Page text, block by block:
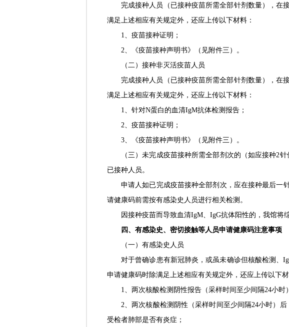
完成接种人员（已接种疫苗所需全部针剂数量），在
满足上述相应有关规定外，还应上传以下材料：
1、疫苗接种证明；
2、《疫苗接种声明书》（见附件三）。
（二）接种非灭活疫苗人员
完成接种人员（已接种疫苗所需全部针剂数量），在
满足上述相应有关规定外，还应上传以下材料：
1、针对N蛋白的血清IgM抗体检测报告；
2、疫苗接种证明；
3、《疫苗接种声明书》（见附件三）。
（三）未完成疫苗接种所需全部剂次的（如应接种2
已接种人员。
申请人如已完成疫苗接种全部剂次，应在接种最后一
请健康码前需按有感染史人员进行相关检测。
因接种疫苗而导致血清IgM、IgG抗体阳性的，我馆将
四、有感染史、密切接触等人员申请健康码注意事项
（一）有感染史人员
对于曾确诊患有新冠肺炎，或虽未确诊但核酸检测、
申请健康码时除满足上述相应有关规定外，还应上传以下材
1、两次核酸检测阴性报告（采样时间至少间隔24小时
2、两次核酸检测阴性（采样时间至少间隔24小时）
受检者肺部是否有炎症；